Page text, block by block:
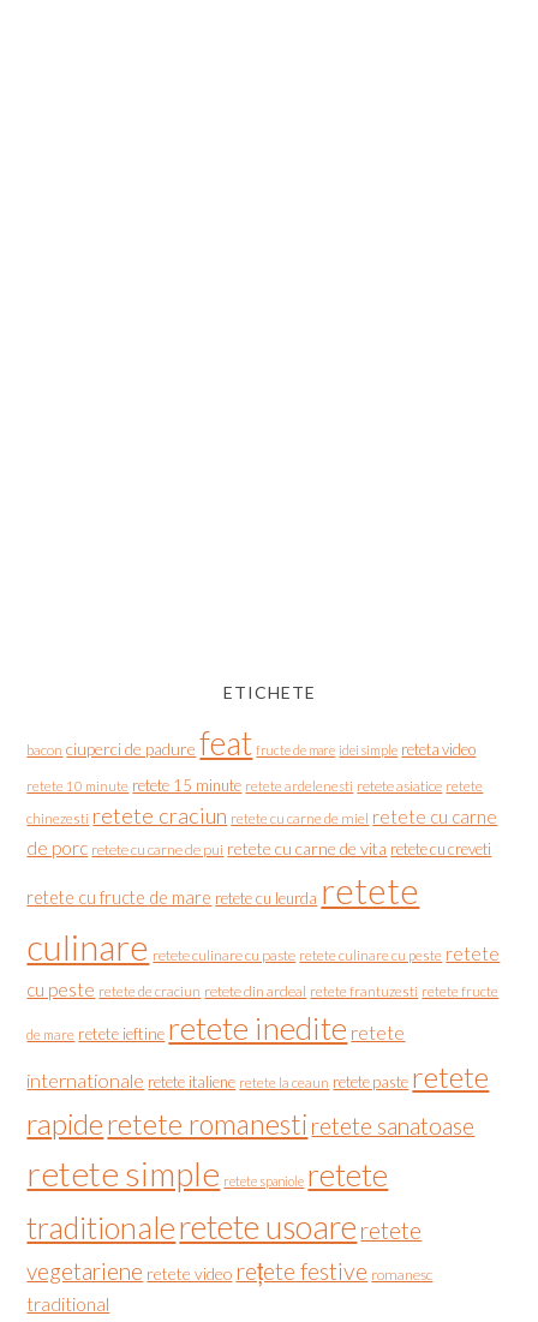
ETICHETE
bacon ciuperci de padure feat fructe de mare idei simple reteta video
retete 10 minute retete 15 minute retete ardelenesti retete asiatice retete
chinezesti retete craciun retete cu carne de miel retete cu carne
de porc retete cu carne de pui retete cu carne de vita retete cu creveti
retete cu fructe de mare retete cu leurda retete
culinare retete culinare cu paste retete culinare cu peste retete
cu peste retete de craciun retete din ardeal retete frantuzesti retete fructe
de mare retete ieftine retete inedite retete
internationale retete italiene retete la ceaun retete paste retete
rapideretete romanesti retete sanatoase
retete simple retete spaniole retete
traditionaleretete usoare retete
vegetariene retete video rețete festive romanesc
traditional